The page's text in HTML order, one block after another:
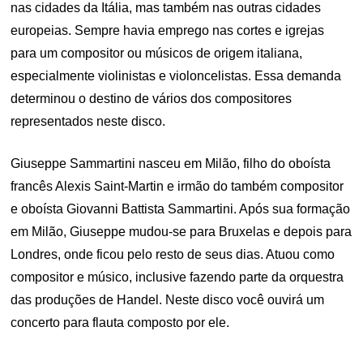
nas cidades da Itália, mas também nas outras cidades
europeias. Sempre havia emprego nas cortes e igrejas
para um compositor ou músicos de origem italiana,
especialmente violinistas e violoncelistas. Essa demanda
determinou o destino de vários dos compositores
representados neste disco.
Giuseppe Sammartini nasceu em Milão, filho do oboísta
francês Alexis Saint-Martin e irmão do também compositor
e oboísta Giovanni Battista Sammartini. Após sua formação
em Milão, Giuseppe mudou-se para Bruxelas e depois para
Londres, onde ficou pelo resto de seus dias. Atuou como
compositor e músico, inclusive fazendo parte da orquestra
das produções de Handel. Neste disco você ouvirá um
concerto para flauta composto por ele.